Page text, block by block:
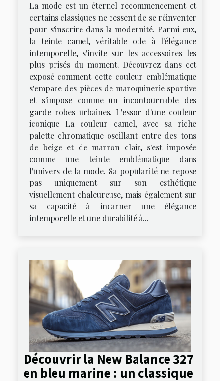
La mode est un éternel recommencement et
certains classiques ne cessent de se réinventer
pour s'inscrire dans la modernité. Parmi eux,
la teinte camel, véritable ode à l'élégance
intemporelle, s'invite sur les accessoires les
plus prisés du moment. Découvrez dans cet
exposé comment cette couleur emblématique
s'empare des pièces de maroquinerie sportive
et s'impose comme un incontournable des
garde-robes urbaines. L'essor d'une couleur
iconique La couleur camel, avec sa riche
palette chromatique oscillant entre des tons
de beige et de marron clair, s'est imposée
comme une teinte emblématique dans
l'univers de la mode. Sa popularité ne repose
pas uniquement sur son esthétique
visuellement chaleureuse, mais également sur
sa capacité à incarner une élégance
intemporelle et une durabilité à...
Découvrir la New Balance 327
en bleu marine : un classique